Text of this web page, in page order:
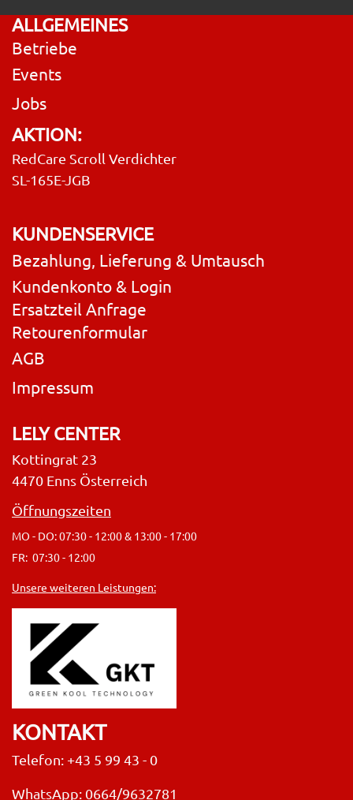
ALLGEMEINES
Betriebe
Events
Jobs
AKTION:
RedCare Scroll Verdichter
SL-165E-JGB
KUNDENSERVICE
Bezahlung, Lieferung & Umtausch
Kundenkonto & Login
Ersatzteil Anfrage
Retourenformular
AGB
Impressum
LELY CENTER
Kottingrat 23
4470 Enns Österreich
Öffnungszeiten
MO - DO: 07:30 - 12:00 & 13:00 - 17:00
FR: 07:30 - 12:00
Unsere weiteren Leistungen:
KONTAKT
Telefon: +43 5 99 43 - 0
WhatsApp: 0664/9632781